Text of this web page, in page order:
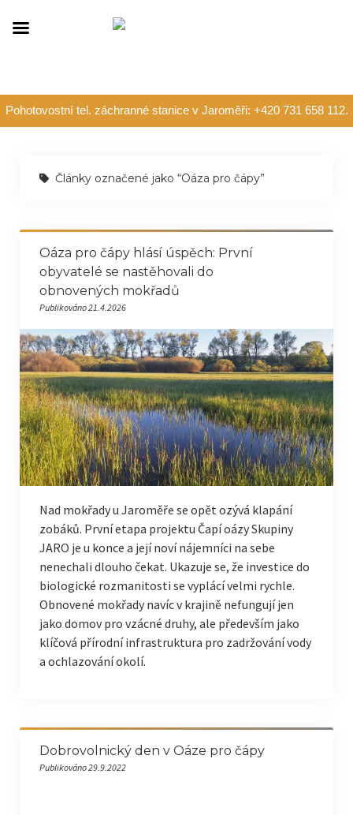
Pohotovostní tel. záchranné stanice v Jaroměři: +420 731 658 112.
Články označené jako “Oáza pro čápy”
Oáza pro čápy hlásí úspěch: První
obyvatelé se nastěhovali do
obnovených mokřadů
Publikováno 21.4.2026
Nad mokřady u Jaroměře se opět ozývá klapání
zobáků. První etapa projektu Čapí oázy Skupiny
JARO je u konce a její noví nájemníci na sebe
nenechali dlouho čekat. Ukazuje se, že investice do
biologické rozmanitosti se vyplácí velmi rychle.
Obnovené mokřady navíc v krajině nefungují jen
jako domov pro vzácné druhy, ale především jako
klíčová přírodní infrastruktura pro zadržování vody
a ochlazování okolí.
Dobrovolnický den v Oáze pro čápy
Publikováno 29.9.2022